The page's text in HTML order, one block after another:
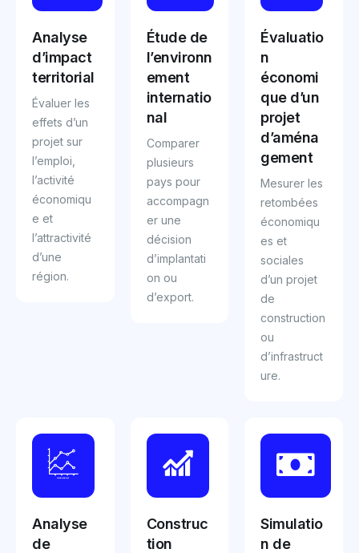
Analyse
d’impact
territorial
Évaluer les
effets d’un
projet sur
l’emploi,
l’activité
économiqu
e et
l’attractivité
d’une
région.
Étude de
l’environn
ement
internatio
nal
Comparer
plusieurs
pays pour
accompagn
er une
décision
d’implantati
on ou
d’export.
Évaluatio
n
économi
que d’un
projet
d’aména
gement
Mesurer les
retombées
économiqu
es et
sociales
d’un projet
de
construction
ou
d’infrastruct
ure.
Analyse
de
Construc
tion
Simulatio
n de